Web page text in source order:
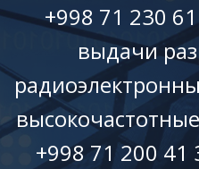
+998 71 230
выдачи
+998 71 200 41